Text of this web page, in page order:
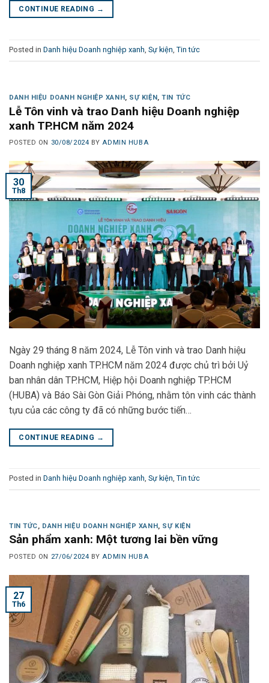
CONTINUE READING →
Posted in Danh hiệu Doanh nghiệp xanh, Sự kiện, Tin tức
DANH HIỆU DOANH NGHIỆP XANH, SỰ KIỆN,TIN TỨC
Lễ Tôn vinh và trao Danh hiệu Doanh nghiệp
xanh TP.HCM năm 2024
POSTED ON 30/08/2024 BYADMIN HUBA
30
Th8
Ngày 29 tháng 8 năm 2024, Lễ Tôn vinh và trao Danh hiệu
Doanh nghiệp xanh TP.HCM năm 2024 được chủ trì bởi Uỷ
ban nhân dân TP.HCM, Hiệp hội Doanh nghiệp TP.HCM
(HUBA) và Báo Sài Gòn Giải Phóng, nhằm tôn vinh các thành
tựu của các công ty đã có những bước tiến…
CONTINUE READING →
Posted in Danh hiệu Doanh nghiệp xanh, Sự kiện, Tin tức
TIN TỨC, DANH HIỆU DOANH NGHIỆP XANH, SỰ KIỆN
Sản phẩm xanh: Một tương lai bền vững
POSTED ON 27/06/2024 BYADMIN HUBA
27
Th6